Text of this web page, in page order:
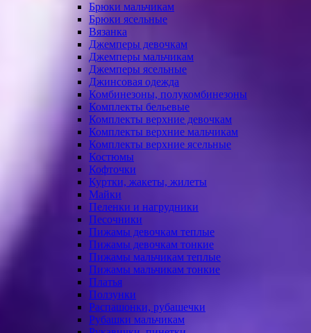
Брюки мальчикам
Брюки ясельные
Вязанка
Джемперы девочкам
Джемперы мальчикам
Джемперы ясельные
Джинсовая одежда
Комбинезоны, полукомбинезоны
Комплекты бельевые
Комплекты верхние девочкам
Комплекты верхние мальчикам
Комплекты верхние ясельные
Костюмы
Кофточки
Куртки, жакеты, жилеты
Майки
Пеленки и нагрудники
Песочники
Пижамы девочкам теплые
Пижамы девочкам тонкие
Пижамы мальчикам теплые
Пижамы мальчикам тонкие
Платья
Ползунки
Распашонки, рубашечки
Рубашки мальчикам